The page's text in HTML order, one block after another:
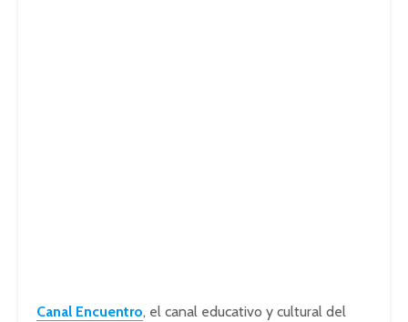
Canal Encuentro, el canal educativo y cultural del